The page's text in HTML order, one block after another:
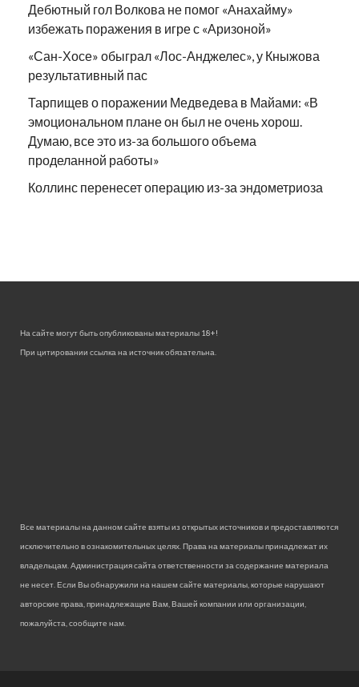
Дебютный гол Волкова не помог «Анахайму»
избежать поражения в игре с «Аризоной»
«Сан-Хосе» обыграл «Лос-Анджелес», у Кныжова
результативный пас
Тарпищев о поражении Медведева в Майами: «В
эмоциональном плане он был не очень хорош.
Думаю, все это из-за большого объема
проделанной работы»
Коллинс перенесет операцию из-за эндометриоза
На сайте могут быть опубликованы материалы 18+!
При цитировании ссылка на источник обязательна.
Все материалы на данном сайте взяты из открытых источников и предоставляются
исключительно в ознакомительных целях. Права на материалы принадлежат их
владельцам. Администрация сайта ответственности за содержание материала
не несет. Если Вы обнаружили на нашем сайте материалы, которые нарушают
авторские права, принадлежащие Вам, Вашей компании или организации,
пожалуйста, сообщите нам.